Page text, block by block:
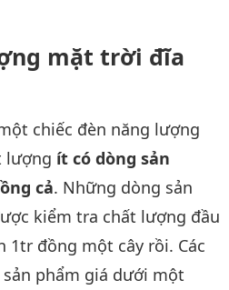
mặt trời đĩa
chiếc đèn năng lượng
lượng ít có dòng sản
cả. Những dòng sản
kiểm tra chất lượng đầu
1tr đồng một cây rồi. Các
phẩm giá dưới một